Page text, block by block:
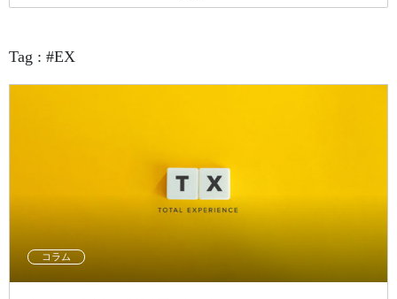
Tag : #EX
コラム